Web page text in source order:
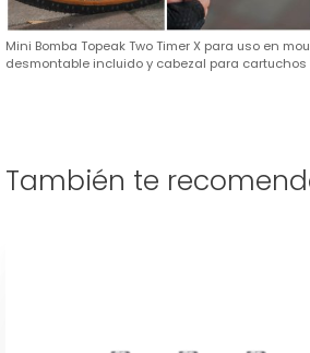
Mini Bomba Topeak Two Timer X para uso en
desmontable incluido y cabezal para cartuchos
También te